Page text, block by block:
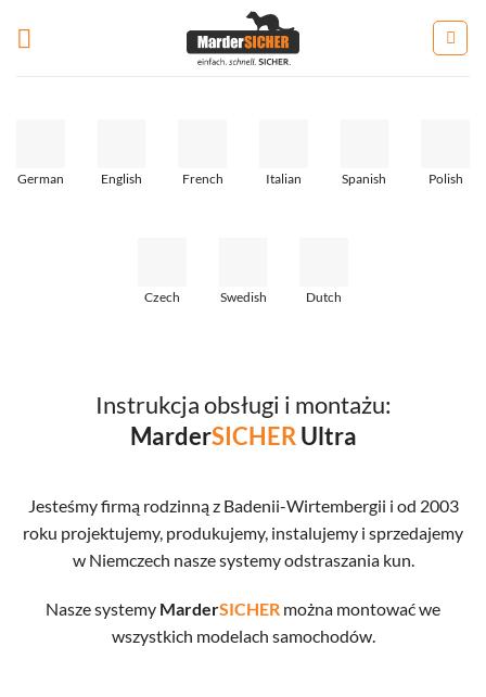
German English French Italian Spanish Polish
Czech Swedish Dutch
Instrukcja obsługi i montażu:
MarderSICHERUltra
Jesteśmy firmą rodzinną z Badenii-Wirtembergii i od 2003
roku projektujemy, produkujemy, instalujemy i sprzedajemy
w Niemczech nasze systemy odstraszania kun.
Nasze systemy MarderSICHER można montować we
wszystkich modelach samochodów.